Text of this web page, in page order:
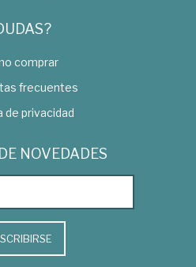
comprar
frecuentes
de privacidad
NOVEDADES